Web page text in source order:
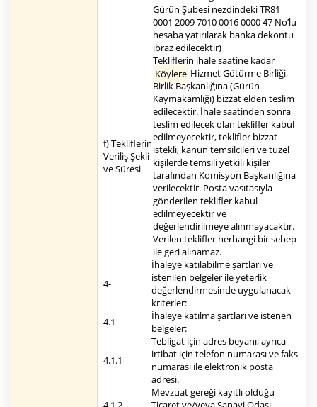
Gürün Şubesi nezdindeki TR81
0001 2009 7010 0016 0000 47 No’lu
hesaba yatırılarak banka dekontu
ibraz edilecektir)
f) Tekliflerin
Veriliş Şekli
ve Süresi
Tekliflerin ihale saatine kadar
Köylere Hizmet Götürme Birliği,
Birlik Başkanlığına (Gürün
Kaymakamlığı) bizzat elden teslim
edilecektir. İhale saatinden sonra
teslim edilecek olan teklifler kabul
edilmeyecektir, teklifler bizzat
istekli, kanun temsilcileri ve tüzel
kişilerde temsili yetkili kişiler
tarafından Komisyon Başkanlığına
verilecektir. Posta vasıtasıyla
gönderilen teklifler kabul
edilmeyecektir ve
değerlendirilmeye alınmayacaktır.
Verilen teklifler herhangi bir sebep
ile geri alınamaz.
4-
İhaleye katılabilme şartları ve
istenilen belgeler ile yeterlik
değerlendirmesinde uygulanacak
kriterler:
4.1
İhaleye katılma şartları ve istenen
belgeler:
4.1.1
Tebligat için adres beyanı; ayrıca
irtibat için telefon numarası ve faks
numarası ile elektronik posta
adresi.
Mevzuat gereği kayıtlı olduğu